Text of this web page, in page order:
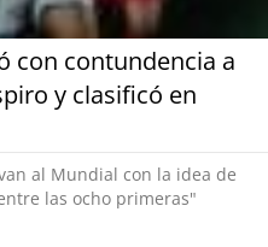
con contundencia a
y clasificó en
al Mundial con la idea de
las ocho primeras"